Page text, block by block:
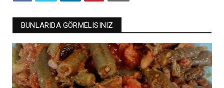
BUNLARIDA GÖRMELISINIZ